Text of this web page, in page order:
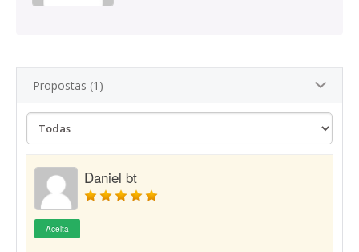
Propostas (1)
Daniel bt
Aceita